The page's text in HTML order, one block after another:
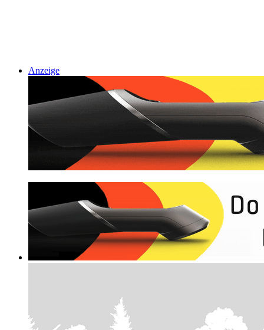
Anzeige